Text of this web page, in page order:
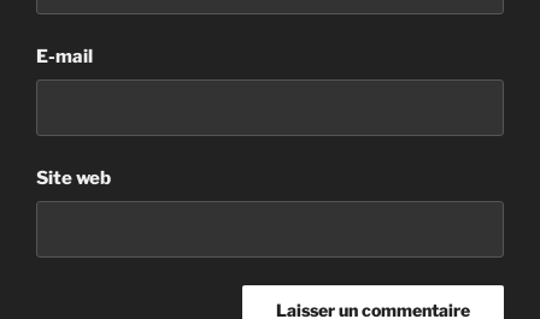
E-mail
Site web